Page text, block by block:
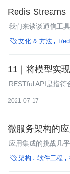
Redis Streams
步和异步通信该
我们来谈谈通信工
一种通信模式可供
的定义特征，并简
文化 & 方法
11｜将模型实
RESTful API是指符
2021-07-17
微服务架构的
应用集成的挑战几
生了变化。
架构 软件工程